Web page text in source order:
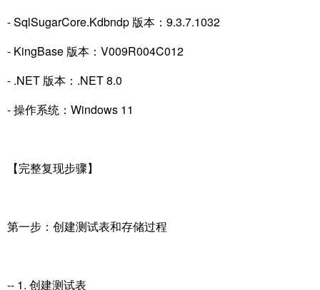
- SqlSugarCore.Kdbndp 版本： 9.3.7.1032
- KingBase 版本：V009R004C012
- .NET 版本：.NET 8.0
- 操作系统：Windows 11
【完整复现步骤】
第一步：创建测试表和存储过程
-- 1. 创建测试表